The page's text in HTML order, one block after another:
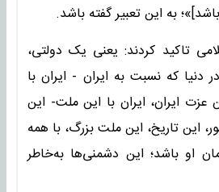
به این تعبیر گفته باشد.
تاکید کردند: یعنی یک دولتی،
که نسبت به ایران - ایران با
عزت ایران، ایران با این ملت- این
این تاریخ، این ملت بزرگ، با همه
او باشد؛ این دشمنی‌ها به‌خاطر